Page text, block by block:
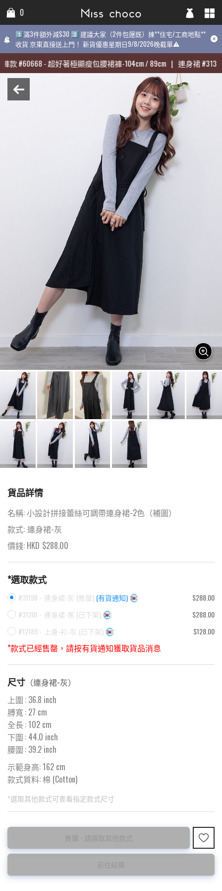
0
1️⃣滿3件額外減$30 2️⃣ 建議大家（2件包運既）揀**住宅/工商地點**
收貨 京東直接送上門！ 新貨優惠星期日9/8/2026晚截單⚠️
款#60668-超好著極顯瘦包腰裙褲-104cm / 89cm | 連身裙#31398
0
1️⃣滿3件額外減$30 2️⃣ 建議大家（2件包運既）揀**住宅/工商地點**
收貨 京東直接送上門！ 新貨優惠星期日9/8/2026晚截單⚠️
款#60668-超好著極顯瘦包腰裙褲-104cm / 89cm | 連身裙#31398
1️⃣滿3件額外減$30 2️⃣ 建議大家（2件包運既）揀**住宅/工商地點**
9/8/2026晚截單⚠️
熱賣: 褲款#60668-超好著極顯瘦包腰裙褲-104cm / 89cm | 連身裙
貨品詳情
名稱:小設計拼接蕾絲可調帶連身裙-2色（補圖）
款式: 連身裙-灰
價錢: HKD $288.00
*選取款式
#31198 - 連身裙-灰 (售罄) (有貨通知)
$288.00
#31201 - 連身裙-黑 (已下架)
$288.00
#12189 - 上身-衫-灰 (已下架) $128.00
*款式已經售罄，請按有貨通知獲取貨品消息
尺寸 （連身裙-灰）
上圍 : 36.8 inch
膊寬 : 27 cm
全長 :102 cm
下圍 : 44.0 inch
腰圍 : 39.2 inch
示範身高: 162 cm
款式質料:棉 (Cotton)
*選取其他款式可查看指定款式尺寸
此為預購品
<預購款>因為韓國東大門8月暑假關係， 預購款會於8月18日
後才陸續返貨⚠️
此為減價貨品
特價品不設退換，購買前請先確認所列出的尺碼是否合適。
售罄 - 請選取其他款式
前往結算